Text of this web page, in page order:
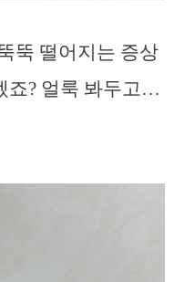
뚝 떨어지는 증상
죠? 얼룩 봐두고…